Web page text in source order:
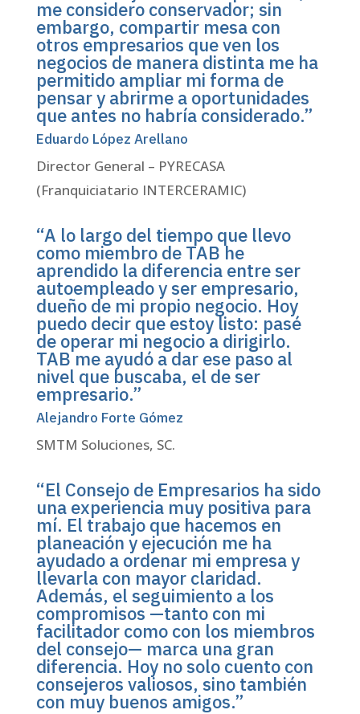
me considero conservador; sin
embargo, compartir mesa con
otros empresarios que ven los
negocios de manera distinta me ha
permitido ampliar mi forma de
pensar y abrirme a oportunidades
que antes no habría considerado.”
Eduardo López Arellano
Director General – PYRECASA
(Franquiciatario INTERCERAMIC)
“A lo largo del tiempo que llevo
como miembro de TAB he
aprendido la diferencia entre ser
autoempleado y ser empresario,
dueño de mi propio negocio. Hoy
puedo decir que estoy listo: pasé
de operar mi negocio a dirigirlo.
TAB me ayudó a dar ese paso al
nivel que buscaba, el de ser
empresario.”
Alejandro Forte Gómez
SMTM Soluciones, SC.
“El Consejo de Empresarios ha sido
una experiencia muy positiva para
mí. El trabajo que hacemos en
planeación y ejecución me ha
ayudado a ordenar mi empresa y
llevarla con mayor claridad.
Además, el seguimiento a los
compromisos —tanto con mi
facilitador como con los miembros
del consejo— marca una gran
diferencia. Hoy no solo cuento con
consejeros valiosos, sino también
con muy buenos amigos.”